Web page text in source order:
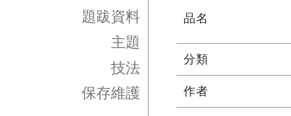
題跋資料
主題
技法
保存維護
品名
分類
作者